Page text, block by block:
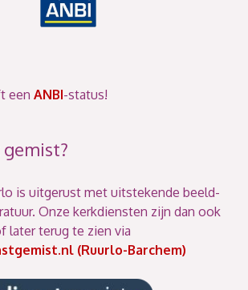
een ANBI-status!
is uitgerust met uitstekende beeld-
Onze kerkdiensten zijn dan ook
later terug te zien via
(Ruurlo-Barchem)